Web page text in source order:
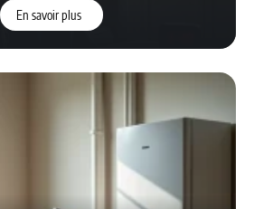
En savoir plus